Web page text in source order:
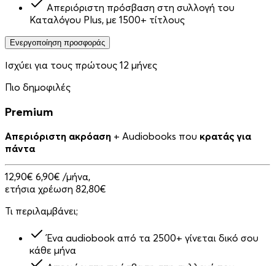
Απεριόριστη πρόσβαση στη συλλογή του
Καταλόγου Plus, με 1500+ τίτλους
Ενεργοποίηση προσφοράς
Ισχύει για τους πρώτους 12 μήνες
Πιο δημοφιλές
Premium
Απεριόριστη ακρόαση + Audiobooks που κρατάς για
πάντα
12,90€ 6,90€ /μήνα,
ετήσια χρέωση 82,80€
Τι περιλαμβάνει;
Ένα audiobook από τα 2500+ γίνεται δικό σου
κάθε μήνα